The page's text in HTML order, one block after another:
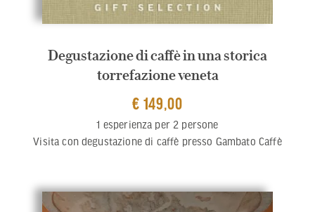
Degustazione di caffè in una storica
torrefazione veneta
€ 149,00
1 esperienza per 2 persone
Visita con degustazione di caffè presso Gambato Caffè